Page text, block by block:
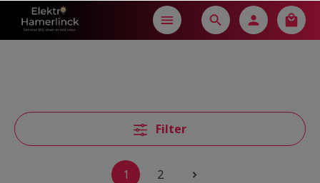
content
Filter
1 2